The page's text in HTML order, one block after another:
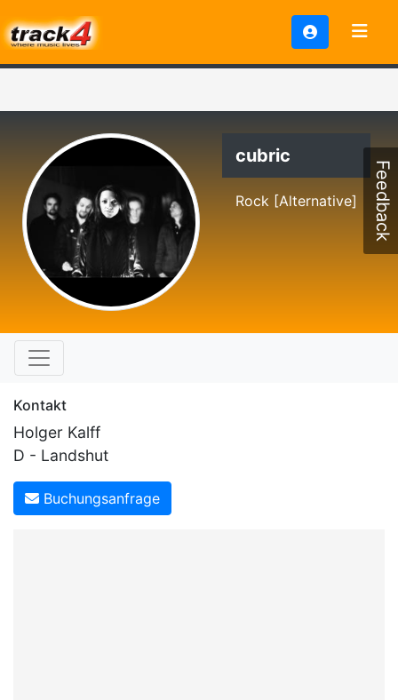
cubric
Rock [Alternative]
Kontakt
Holger Kalff
D - Landshut
Buchungsanfrage
Feedback